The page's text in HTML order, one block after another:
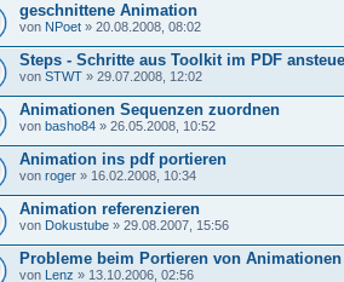
geschnittene Animation
von NPoet » 20.08.2008, 08:02
Steps - Schritte aus Toolkit im PDF
von STWT » 29.07.2008, 12:02
Animationen Sequenzen zuordnen
von basho84 » 26.05.2008, 10:52
Animation ins pdf portieren
von roger » 16.02.2008, 10:34
Animation referenzieren
von Dokustube » 29.08.2007, 15:56
Probleme beim Portieren von
von Lenz » 13.10.2006, 02:56